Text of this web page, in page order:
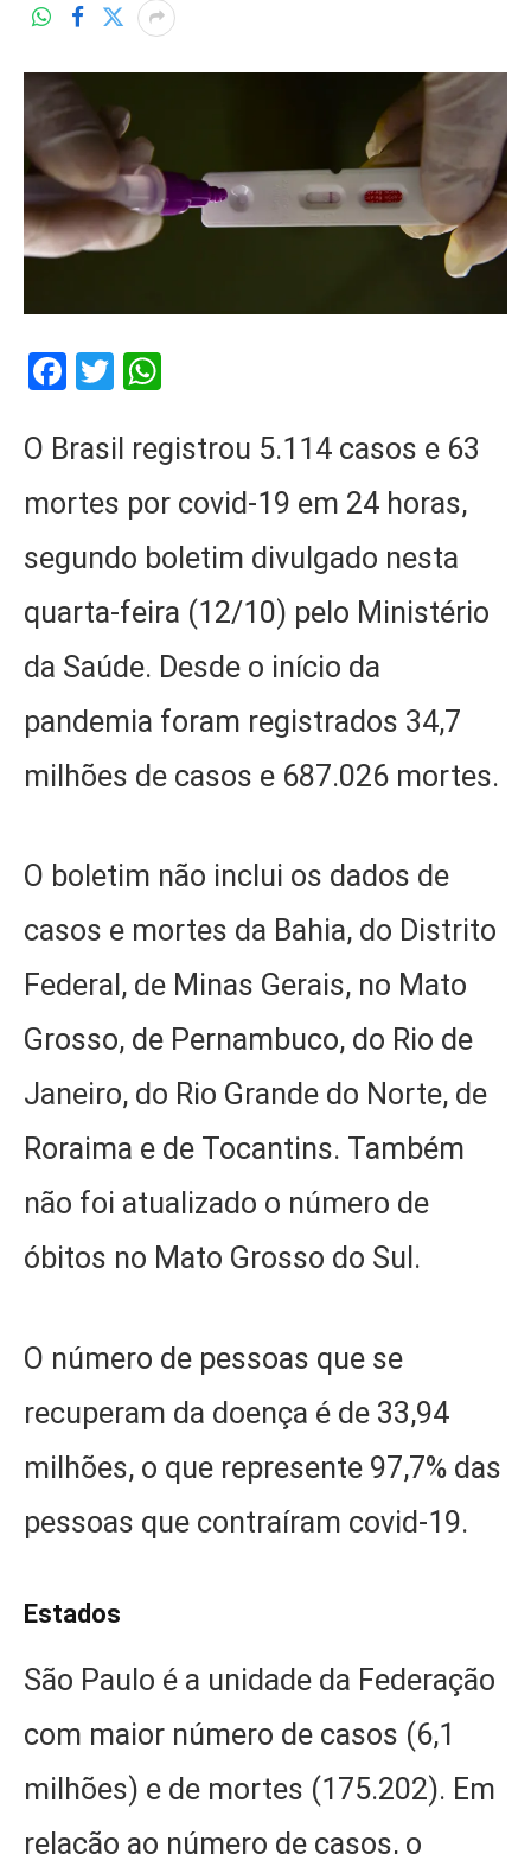
Facebook
Twitter
O Brasil registrou 5.114 casos e 63
mortes por covid-19 em 24 horas,
segundo boletim divulgado nesta
quarta-feira (12/10) pelo Ministério
da Saúde. Desde o início da
pandemia foram registrados 34,7
milhões de casos e 687.026 mortes.
O boletim não inclui os dados de
casos e mortes da Bahia, do Distrito
Federal, de Minas Gerais, no Mato
Grosso, de Pernambuco, do Rio de
Janeiro, do Rio Grande do Norte, de
Roraima e de Tocantins. Também
não foi atualizado o número de
óbitos no Mato Grosso do Sul.
O número de pessoas que se
recuperam da doença é de 33,94
milhões, o que represente 97,7% das
pessoas que contraíram covid-19.
Estados
São Paulo é a unidade da Federação
com maior número de casos (6,1
milhões) e de mortes (175.202). Em
relação ao número de casos, o